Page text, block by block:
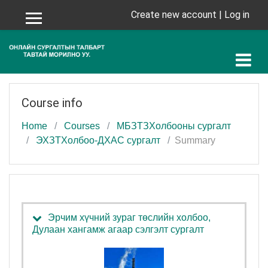
Side panel Create new account | Log in
Course info
Home Courses
МБЗТЗХолбооны сургалт
ЭХЗТХолбоо-ДХАС сургалт
Summary
Эрчим хүчний зураг төслийн холбоо,
Дулаан хангамж агаар сэлгэлт сургалт